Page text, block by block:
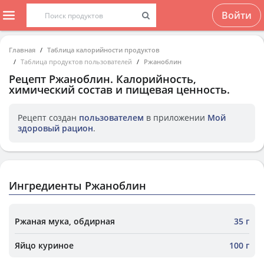
Войти
Главная
Таблица калорийности продуктов
Таблица продуктов пользователей
Ржаноблин
Рецепт Ржаноблин. Калорийность,
химический состав и пищевая ценность.
Рецепт создан пользователем в приложении Мой
здоровый рацион.
Ингредиенты Ржаноблин
Ржаная мука, обдирная 35 г
Яйцо куриное 100 г